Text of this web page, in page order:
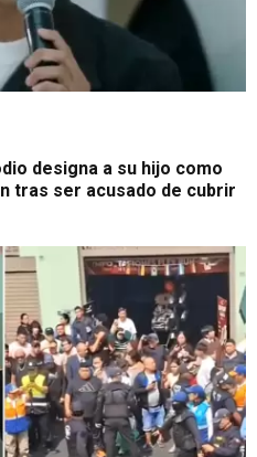
designa a su hijo como
tras ser acusado de cubrir